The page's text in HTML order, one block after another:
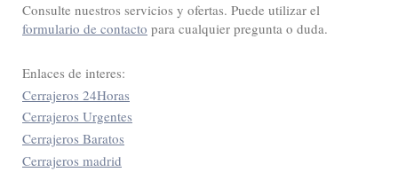
Consulte nuestros servicios y ofertas. Puede utilizar el
formulario de contacto para cualquier pregunta o duda.
Enlaces de interes:
Cerrajeros 24Horas
Cerrajeros Urgentes
Cerrajeros Baratos
Cerrajeros madrid